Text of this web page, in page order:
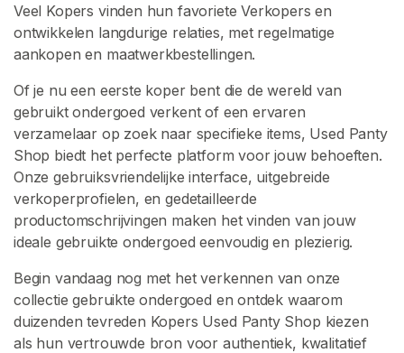
Veel Kopers vinden hun favoriete Verkopers en
ontwikkelen langdurige relaties, met regelmatige
aankopen en maatwerkbestellingen.
Of je nu een eerste koper bent die de wereld van
gebruikt ondergoed verkent of een ervaren
verzamelaar op zoek naar specifieke items, Used Panty
Shop biedt het perfecte platform voor jouw behoeften.
Onze gebruiksvriendelijke interface, uitgebreide
verkoperprofielen, en gedetailleerde
productomschrijvingen maken het vinden van jouw
ideale gebruikte ondergoed eenvoudig en plezierig.
Begin vandaag nog met het verkennen van onze
collectie gebruikte ondergoed en ontdek waarom
duizenden tevreden Kopers Used Panty Shop kiezen
als hun vertrouwde bron voor authentiek, kwalitatief